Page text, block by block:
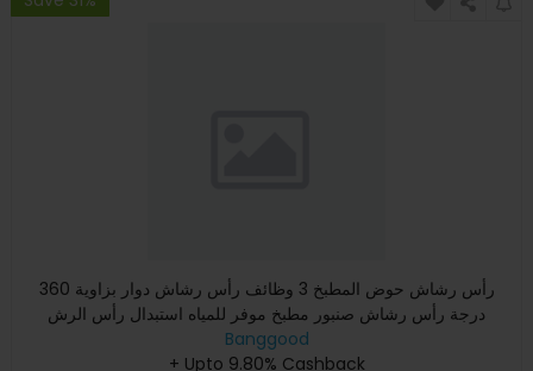
رأس رشاش حوض المطبخ 3 وظائف رأس رشاش دوار بزاوية 360
درجة رأس رشاش صنبور مطبخ موفر للمياه استبدال رأس الرش
Banggood
+ Upto 9.80% Cashback